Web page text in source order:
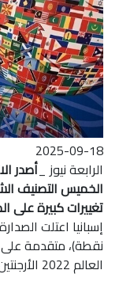
2025-09-18
الرابعة نيوز _أصدر
الخميس التصنيف
تغييرات كبيرة على
العالم 2022 الأرجنتين إلى المركز الثالث (1870.32 نقطة).